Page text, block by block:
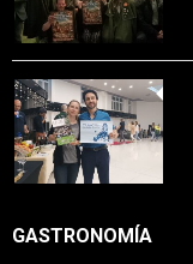
GASTRONOMÍA